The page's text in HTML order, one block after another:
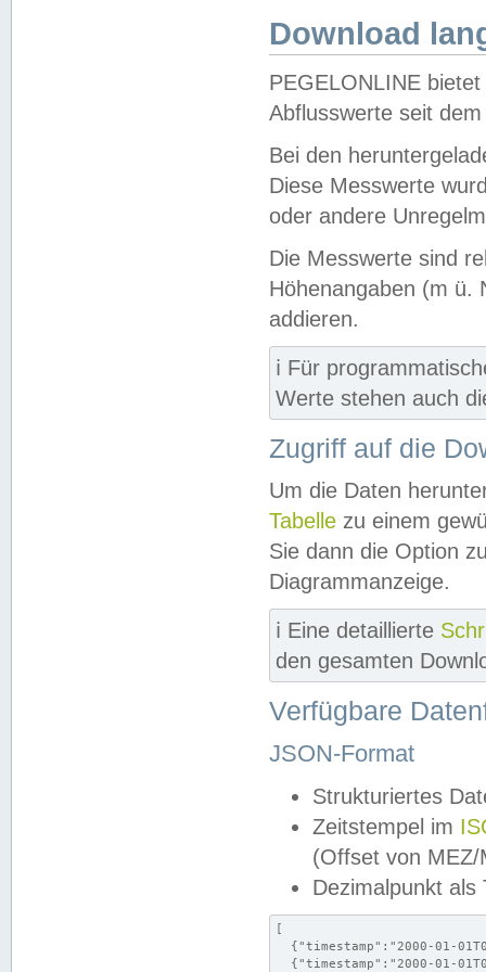
Download
PEGELONLINE
Abflusswerte seit
Bei den
Diese Messwerte
oder andere
Die Messwerte sind
Höhenangaben (m ü.
addieren.
ℹ️ Für
Werte stehen auch
Zugriff auf die
Um die Daten
Tabelle zu einem
Sie dann die Option
Diagrammanzeige.
ℹ️ Eine detaillierte
den gesamten
Verfügbare
JSON-Format
Strukturiertes
Zeitstempel im
(Offset von MEZ/
Dezimalpunkt als
[
{"timestamp":"2000-01-
{"timestamp":"2000-01-